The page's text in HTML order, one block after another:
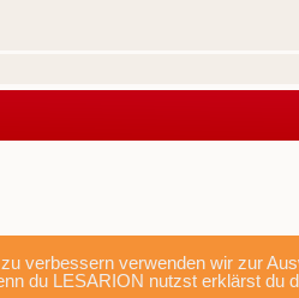
verbessern verwenden wir zur
du LESARION nutzst erklärst du